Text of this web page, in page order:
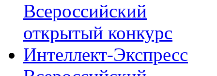
Всероссийский
открытый конкурс
Интеллект-Экспресс